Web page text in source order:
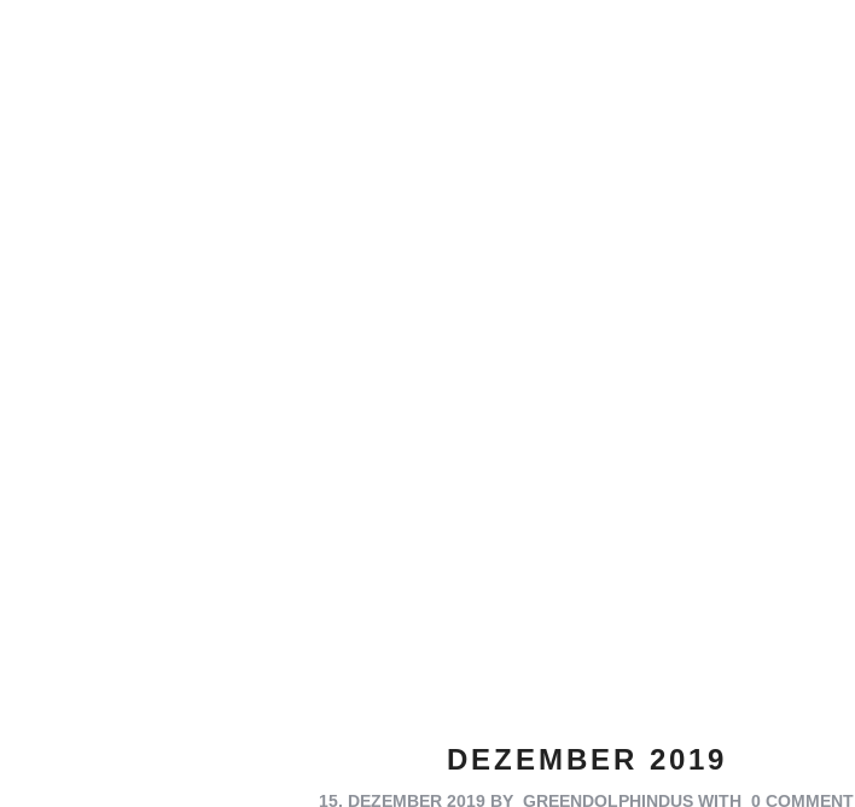
DEZEMBER 2019
15. DEZEMBER 2019 BYGREENDOLPHINDUS WITH0 COMMENT